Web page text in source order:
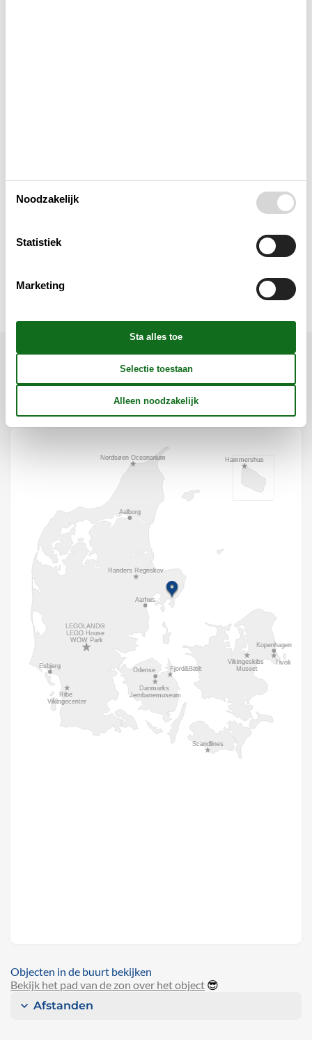
Opmerking
Verschillend
Wellness
Ligging & omgeving
Objecten in de buurt bekijken
Bekijk het pad van de zon over het object 😎
Afstanden
Noodzakelijk
Statistiek
Marketing